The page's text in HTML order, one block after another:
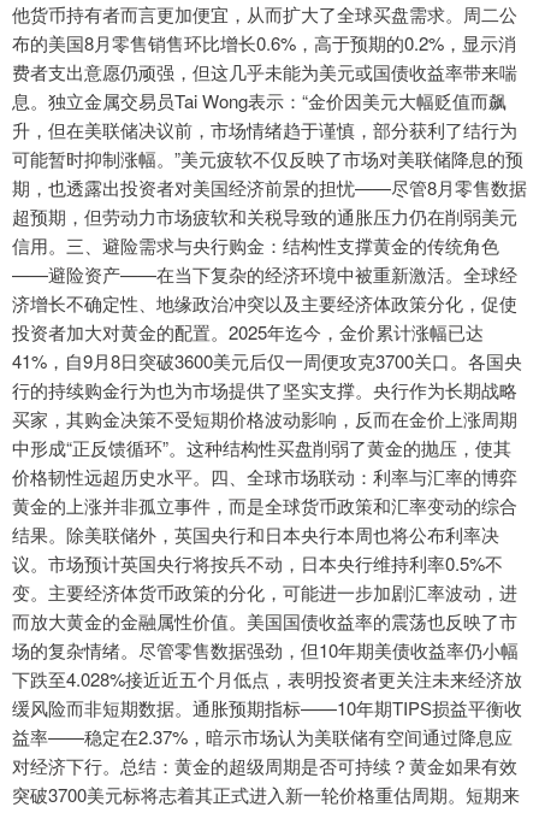
他货币持有者而言更加便宜，从而扩大了全球买盘需求。周二公
布的美国8月零售销售环比增长0.6%，高于预期的0.2%，显示消
费者支出意愿仍顽强，但这几乎未能为美元或国债收益率带来喘
息。独立金属交易员Tai Wong表示：“金价因美元大幅贬值而飙
升，但在美联储决议前，市场情绪趋于谨慎，部分获利了结行为
可能暂时抑制涨幅。”美元疲软不仅反映了市场对美联储降息的预
期，也透露出投资者对美国经济前景的担忧——尽管8月零售数据
超预期，但劳动力市场疲软和关税导致的通胀压力仍在削弱美元
信用。三、避险需求与央行购金：结构性支撑黄金的传统角色
——避险资产——在当下复杂的经济环境中被重新激活。全球经
济增长不确定性、地缘政治冲突以及主要经济体政策分化，促使
投资者加大对黄金的配置。2025年迄今，金价累计涨幅已达
41%，自9月8日突破3600美元后仅一周便攻克3700关口。各国央
行的持续购金行为也为市场提供了坚实支撑。央行作为长期战略
买家，其购金决策不受短期价格波动影响，反而在金价上涨周期
中形成“正反馈循环”。这种结构性买盘削弱了黄金的抛压，使其
价格韧性远超历史水平。四、全球市场联动：利率与汇率的博弈
黄金的上涨并非孤立事件，而是全球货币政策和汇率变动的综合
结果。除美联储外，英国央行和日本央行本周也将公布利率决
议。市场预计英国央行将按兵不动，日本央行维持利率0.5%不
变。主要经济体货币政策的分化，可能进一步加剧汇率波动，进
而放大黄金的金融属性价值。美国国债收益率的震荡也反映了市
场的复杂情绪。尽管零售数据强劲，但10年期美债收益率仍小幅
下跌至4.028%接近近五个月低点，表明投资者更关注未来经济放
缓风险而非短期数据。通胀预期指标——10年期TIPS损益平衡收
益率——稳定在2.37%，暗示市场认为美联储有空间通过降息应
对经济下行。总结：黄金的超级周期是否可持续？黄金如果有效
突破3700美元标将志着其正式进入新一轮价格重估周期。短期来